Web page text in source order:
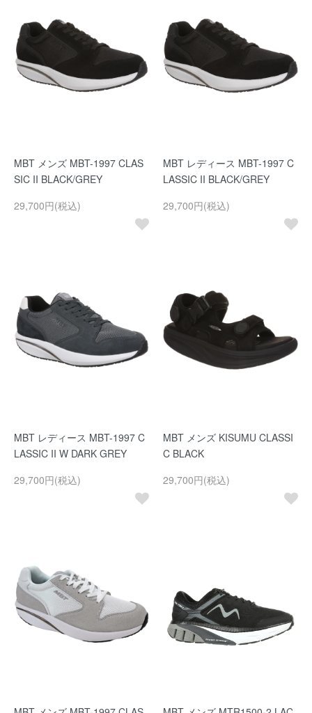
MBT メンズ MBT-1997 CLAS
SIC II BLACK/GREY
29,700円(税込)
MBT レディース MBT-1997 C
LASSIC II BLACK/GREY
29,700円(税込)
MBT レディース MBT-1997 C
LASSIC II W DARK GREY
29,700円(税込)
MBT メンズ KISUMU CLASSI
C BLACK
29,700円(税込)